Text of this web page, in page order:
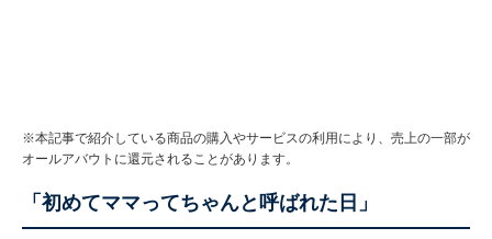
※本記事で紹介している商品の購入やサービスの利用により、売上の一部が
オールアバウトに還元されることがあります。
「初めてママってちゃんと呼ばれた日」